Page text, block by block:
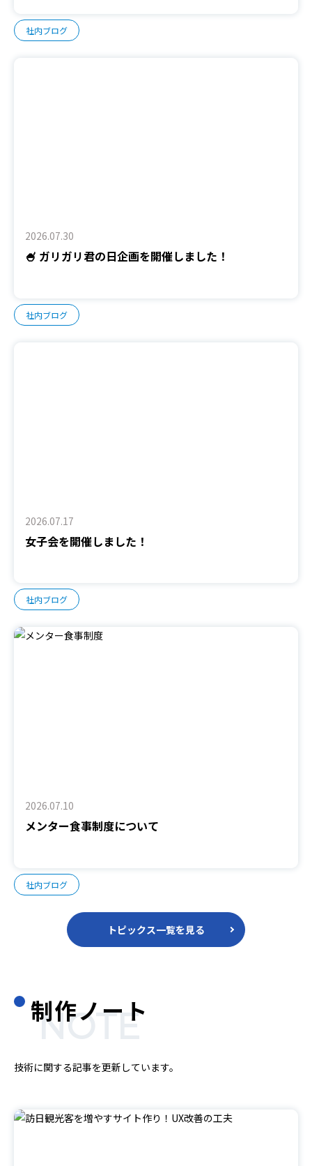
社内ブログ
2026.07.30
🍧 ガリガリ君の日企画を開催しました！
社内ブログ
2026.07.17
女子会を開催しました！
社内ブログ
2026.07.10
メンター食事制度について
社内ブログ
トピックス一覧を見る
制作ノート
NOTE
技術に関する記事を更新しています。